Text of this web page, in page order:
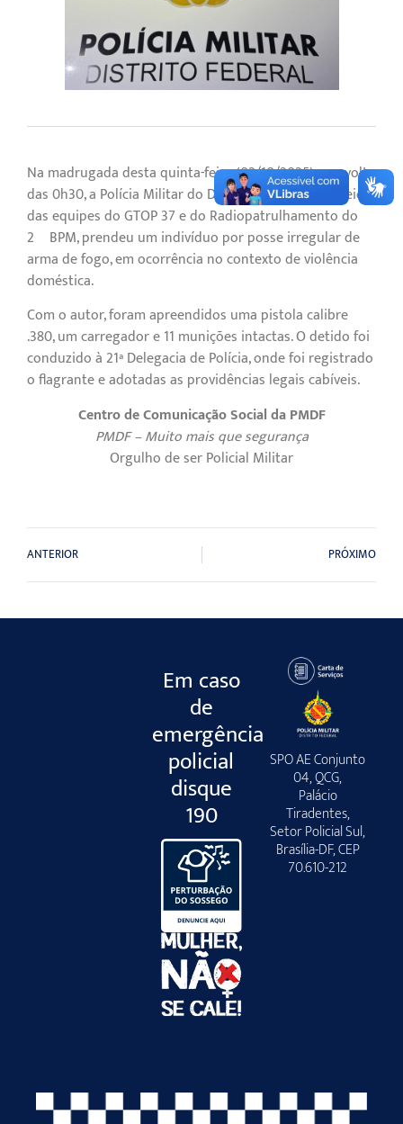
Na madrugada desta quinta-feira (02/10/2025), por volta
das 0h30, a Polícia Militar do Distrito Federal, por meio
das equipes do GTOP 37 e do Radiopatrulhamento do
2º BPM, prendeu um indivíduo por posse irregular de
arma de fogo, em ocorrência no contexto de violência
doméstica.
Com o autor, foram apreendidos uma pistola calibre
.380, um carregador e 11 munições intactas. O detido foi
conduzido à 21ª Delegacia de Polícia, onde foi registrado
o flagrante e adotadas as providências legais cabíveis.
Centro de Comunicação Social da PMDF
PMDF – Muito mais que segurança
Orgulho de ser Policial Militar
ANTERIOR PRÓXIMO
Em caso
de
emergência
policial
disque
190
SPO AE Conjunto
04, QCG,
Palácio
Tiradentes,
Setor Policial Sul,
Brasília-DF, CEP
70.610-212